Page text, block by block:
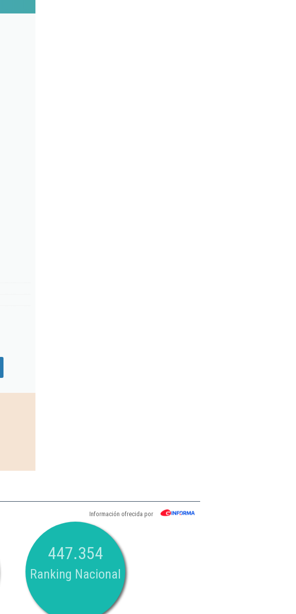
Información ofrecida por
447.354
Ranking Nacional